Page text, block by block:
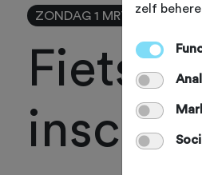
ZONDAG 1 MRT
zelf